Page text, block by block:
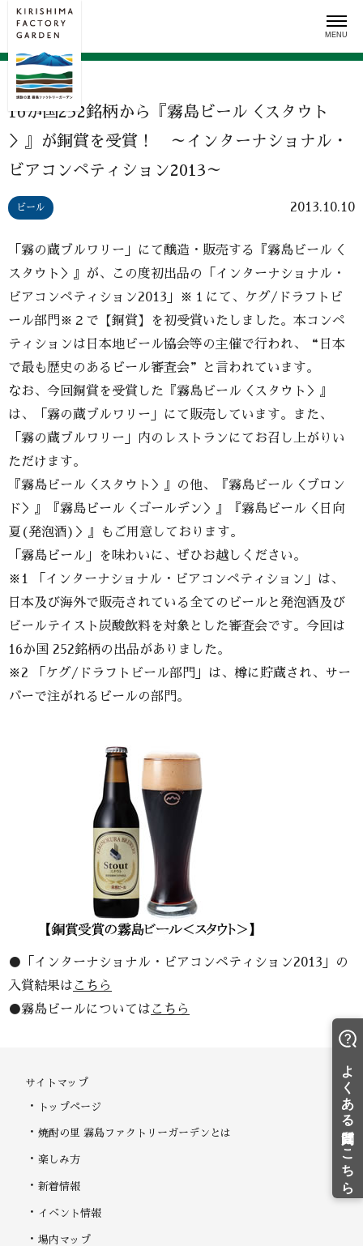
Skip
16か国252銘柄から『霧島ビール＜スタウト
＞』が銅賞を受賞！ ～インターナショナル・
ビアコンペティション2013～
ビール 2013.10.10
「霧の蔵ブルワリー」にて醸造・販売する『霧島ビール＜
スタウト＞』が、この度初出品の「インターナショナル・
ビアコンペティション2013」※１にて、ケグ/ドラフトビ
ール部門※２で【銅賞】を初受賞いたしました。本コンペ
ティションは日本地ビール協会等の主催で行われ、“日本
で最も歴史のあるビール審査会”と言われています。
なお、今回銅賞を受賞した『霧島ビール＜スタウト＞』
は、「霧の蔵ブルワリー」にて販売しています。また、
「霧の蔵ブルワリー」内のレストランにてお召し上がりい
ただけます。
『霧島ビール＜スタウト＞』の他、『霧島ビール＜ブロン
ド＞』『霧島ビール＜ゴールデン＞』『霧島ビール＜日向
夏(発泡酒)＞』もご用意しております。
「霧島ビール」を味わいに、ぜひお越しください。
※1 「インターナショナル・ビアコンペティション」は、
日本及び海外で販売されている全てのビールと発泡酒及び
ビールテイスト炭酸飲料を対象とした審査会です。今回は
16か国 252銘柄の出品がありました。
※2 「ケグ/ドラフトビール部門」は、樽に貯蔵され、サー
バーで注がれるビールの部門。
●「インターナショナル・ビアコンペティション2013」の
入賞結果は こちら
●霧島ビールについては こちら
サイトマップ
トップページ
焼酎の里 霧島ファクトリーガーデンとは
楽しみ方
新着情報
イベント情報
場内マップ